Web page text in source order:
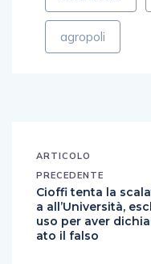
agropoli
ARTICOLO
PRECEDENTE
Cioffi tenta la
a all’Università, escl
uso per aver
ato il falso